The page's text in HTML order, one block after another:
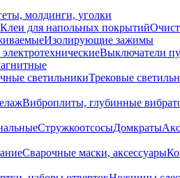
молдинги, уголки
Клеи для напольных покрытий
Изолирующие зажимы
Выключатели
светильникиТрековые
Виброплиты, глубинные
СтружкоотсосыДомкраты
Сварочные маски, аксессуары